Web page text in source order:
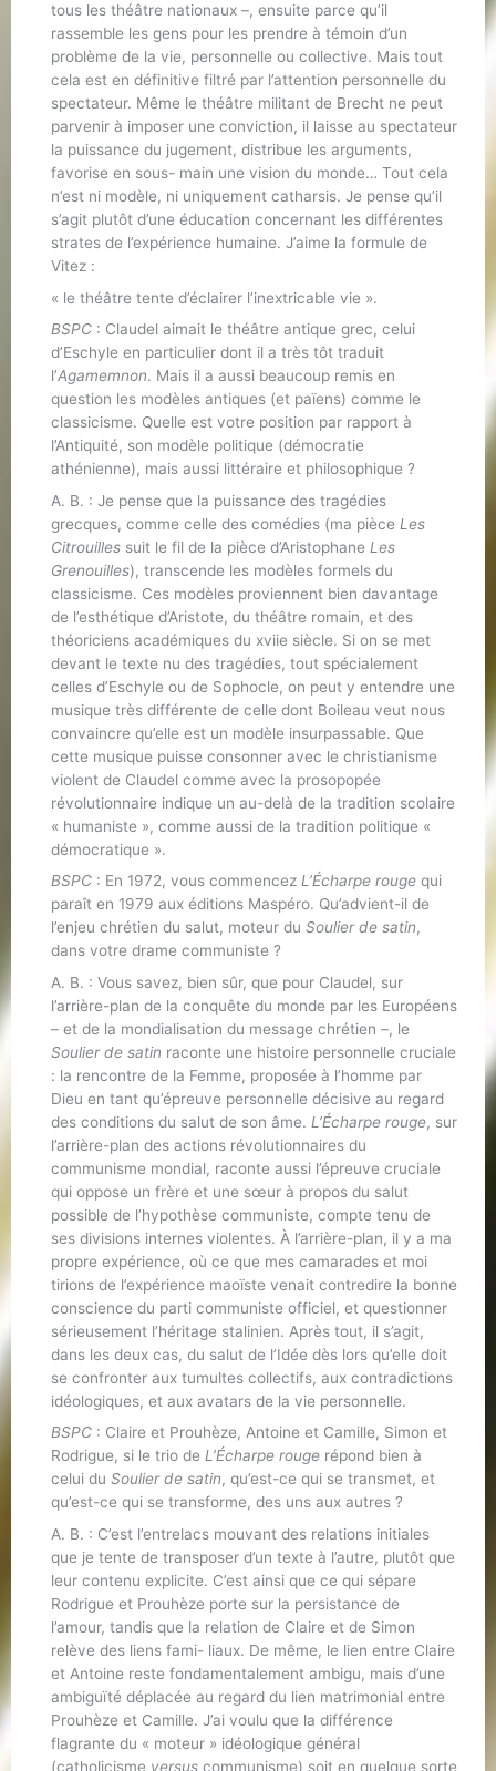
tous les théâtre nationaux –, ensuite parce qu’il
rassemble les gens pour les prendre à témoin d’un
problème de la vie, personnelle ou collective. Mais tout
cela est en définitive filtré par l’attention personnelle du
spectateur. Même le théâtre militant de Brecht ne peut
parvenir à imposer une conviction, il laisse au spectateur
la puissance du jugement, distribue les arguments,
favorise en sous- main une vision du monde… Tout cela
n’est ni modèle, ni uniquement catharsis. Je pense qu’il
s’agit plutôt d’une éducation concernant les différentes
strates de l’expérience humaine. J’aime la formule de
Vitez :
« le théâtre tente d’éclairer l’inextricable vie ».
BSPC : Claudel aimait le théâtre antique grec, celui
d’Eschyle en particulier dont il a très tôt traduit
l’Agamemnon. Mais il a aussi beaucoup remis en
question les modèles antiques (et païens) comme le
classicisme. Quelle est votre position par rapport à
l’Antiquité, son modèle politique (démocratie
athénienne), mais aussi littéraire et philosophique ?
A. B. : Je pense que la puissance des tragédies
grecques, comme celle des comédies (ma pièce Les
Citrouilles suit le fil de la pièce d’Aristophane Les
Grenouilles), transcende les modèles formels du
classicisme. Ces modèles proviennent bien davantage
de l’esthétique d’Aristote, du théâtre romain, et des
théoriciens académiques du xviie siècle. Si on se met
devant le texte nu des tragédies, tout spécialement
celles d’Eschyle ou de Sophocle, on peut y entendre une
musique très différente de celle dont Boileau veut nous
convaincre qu’elle est un modèle insurpassable. Que
cette musique puisse consonner avec le christianisme
violent de Claudel comme avec la prosopopée
révolutionnaire indique un au-delà de la tradition scolaire
« humaniste », comme aussi de la tradition politique «
démocratique ».
BSPC : En 1972, vous commencez L’Écharpe rouge qui
paraît en 1979 aux éditions Maspéro. Qu’advient-il de
l’enjeu chrétien du salut, moteur du Soulier de satin,
dans votre drame communiste ?
A. B. : Vous savez, bien sûr, que pour Claudel, sur
l’arrière-plan de la conquête du monde par les Européens
– et de la mondialisation du message chrétien –, le
Soulier de satin raconte une histoire personnelle cruciale
: la rencontre de la Femme, proposée à l’homme par
Dieu en tant qu’épreuve personnelle décisive au regard
des conditions du salut de son âme. L’Écharpe rouge, sur
l’arrière-plan des actions révolutionnaires du
communisme mondial, raconte aussi l’épreuve cruciale
qui oppose un frère et une sœur à propos du salut
possible de l’hypothèse communiste, compte tenu de
ses divisions internes violentes. À l’arrière-plan, il y a ma
propre expérience, où ce que mes camarades et moi
tirions de l’expérience maoïste venait contredire la bonne
conscience du parti communiste officiel, et questionner
sérieusement l’héritage stalinien. Après tout, il s’agit,
dans les deux cas, du salut de l’Idée dès lors qu’elle doit
se confronter aux tumultes collectifs, aux contradictions
idéologiques, et aux avatars de la vie personnelle.
BSPC : Claire et Prouhèze, Antoine et Camille, Simon et
Rodrigue, si le trio de L’Écharpe rouge répond bien à
celui du Soulier de satin, qu’est-ce qui se transmet, et
qu’est-ce qui se transforme, des uns aux autres ?
A. B. : C’est l’entrelacs mouvant des relations initiales
que je tente de transposer d’un texte à l’autre, plutôt que
leur contenu explicite. C’est ainsi que ce qui sépare
Rodrigue et Prouhèze porte sur la persistance de
l’amour, tandis que la relation de Claire et de Simon
relève des liens fami- liaux. De même, le lien entre Claire
et Antoine reste fondamentalement ambigu, mais d’une
ambiguïté déplacée au regard du lien matrimonial entre
Prouhèze et Camille. J’ai voulu que la différence
flagrante du « moteur » idéologique général
(catholicisme versus communisme) soit en quelque sorte